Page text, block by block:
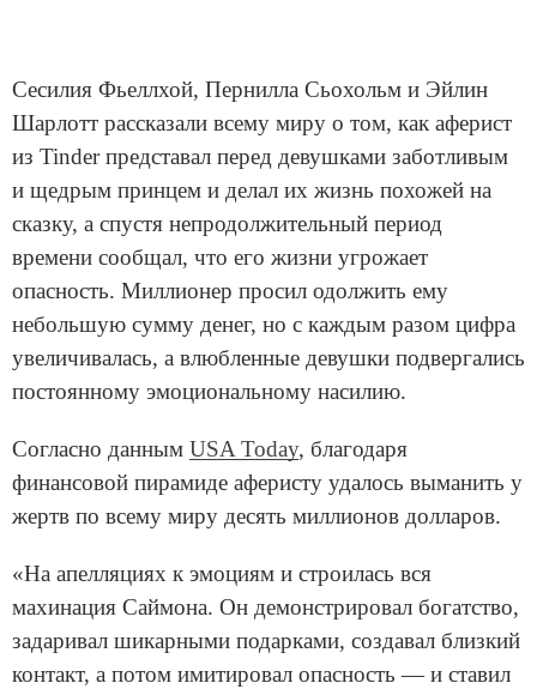
Сесилия Фьеллхой, Пернилла Сьохольм и Эйлин
Шарлотт рассказали всему миру о том, как аферист
из Tinder представал перед девушками заботливым
и щедрым принцем и делал их жизнь похожей на
сказку, а спустя непродолжительный период
времени сообщал, что его жизни угрожает
опасность. Миллионер просил одолжить ему
небольшую сумму денег, но с каждым разом цифра
увеличивалась, а влюбленные девушки подвергались
постоянному эмоциональному насилию.
Согласно данным USA Today, благодаря
финансовой пирамиде аферисту удалось выманить у
жертв по всему миру десять миллионов долларов.
«На апелляциях к эмоциям и строилась вся
махинация Саймона. Он демонстрировал богатство,
задаривал шикарными подарками, создавал близкий
контакт, а потом имитировал опасность — и ставил